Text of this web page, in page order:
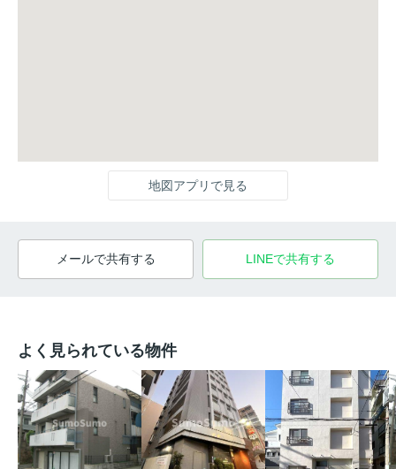
地図アプリで見る
メールで共有する LINEで共有する
よく見られている物件